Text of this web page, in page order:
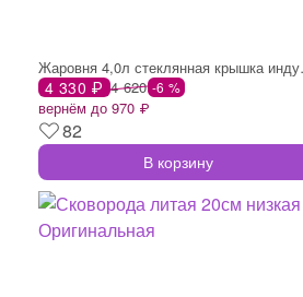
4 330 ₽ 4 620 -6 %
вернём до 970 ₽
82
В корзину